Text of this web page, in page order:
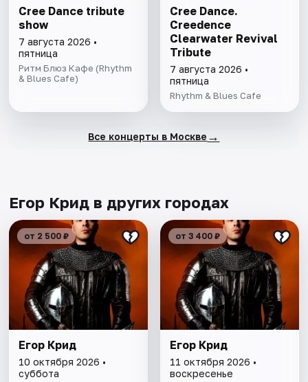
Cree Dance tribute
show
7 августа 2026 •
пятница
Ритм Блюз Кафе (Rhythm
& Blues Cafe)
Cree Dance.
Creedence
Clearwater Revival
Tribute
7 августа 2026 •
пятница
Rhythm & Blues Cafe
Все концерты в Москве →
Егор Крид в других городах
от 2 500 ₽
Егор Крид
10 октября 2026 •
суббота
от 3 400 ₽
Егор Крид
11 октября 2026 •
воскресенье